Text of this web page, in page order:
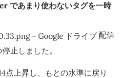
であまり使わないタグを一時
配信
止しました。
点上昇し、もとの水準に戻り